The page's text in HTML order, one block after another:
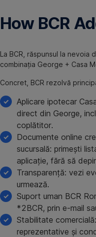
How BCR
La BCR, răspunsul la
combinația George + Casa
Concret, BCR rezolvă
Aplicare ipotecar
direct din George,
coplătitor.
Documente online
sucursală: primești
aplicație, fără să
Transparență: vezi
urmează.
Suport uman BCR
*2BCR, prin e-mail
Stabilitate
reprezentative și